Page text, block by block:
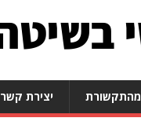
מהתקשורת יצירת קשר